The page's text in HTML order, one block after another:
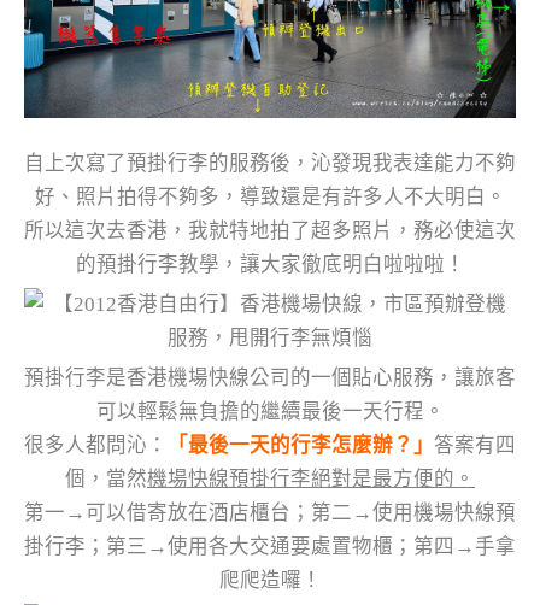
自上次寫了預掛行李的服務後，沁發現我表達能力不夠
好、照片拍得不夠多，導致還是有許多人不大明白。
所以這次去香港，我就特地拍了超多照片，務必使這次
的預掛行李教學，讓大家徹底明白啦啦啦！
預掛行李是香港機場快線公司的一個貼心服務，讓旅客
可以輕鬆無負擔的繼續最後一天行程。
很多人都問沁：
「最後一天的行李怎麼辦？」 答案有四
個，當然機場快線預掛行李絕對是最方便的。
第一→可以借寄放在酒店櫃台；第二→使用機場快線預
掛行李；第三→使用各大交通要處置物櫃；第四→手拿
爬爬造囉！